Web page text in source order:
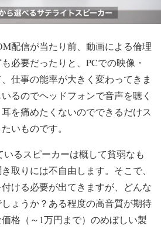
配信が当たり前、動画による倫理
必要だったりと、PCでの映像・
仕事の能率が大きく変わってきま
るのでヘッドフォンで音声を聴く
を痛めたくないのでできるだけス
いものです。
いるスピーカーは概して貧弱なも
取りには不自由します。そこで、
ける必要が出てきますが、どんな
ょうか？ある程度の高音質が期待
格（～1万円まで）のめぼしい製